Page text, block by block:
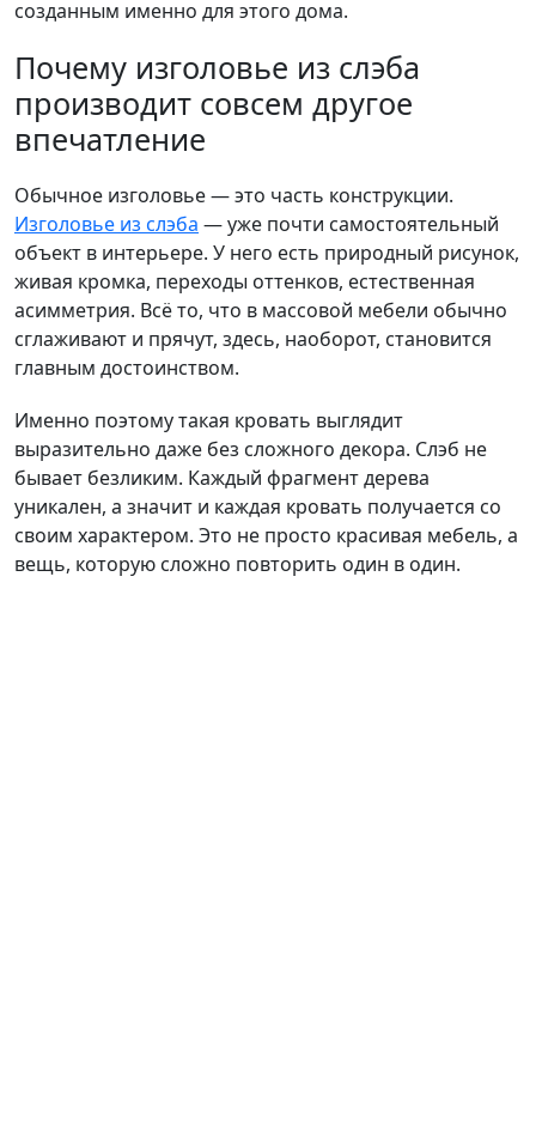
созданным именно для этого дома.
Почему изголовье из слэба
производит совсем другое
впечатление
Обычное изголовье — это часть конструкции.
Изголовье из слэба — уже почти самостоятельный
объект в интерьере. У него есть природный рисунок,
живая кромка, переходы оттенков, естественная
асимметрия. Всё то, что в массовой мебели обычно
сглаживают и прячут, здесь, наоборот, становится
главным достоинством.
Именно поэтому такая кровать выглядит
выразительно даже без сложного декора. Слэб не
бывает безликим. Каждый фрагмент дерева
уникален, а значит и каждая кровать получается со
своим характером. Это не просто красивая мебель, а
вещь, которую сложно повторить один в один.